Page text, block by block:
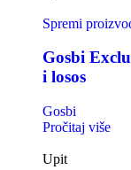
Spremi
Gosbi
i losos
Gosbi
Pročitaj više
Upit